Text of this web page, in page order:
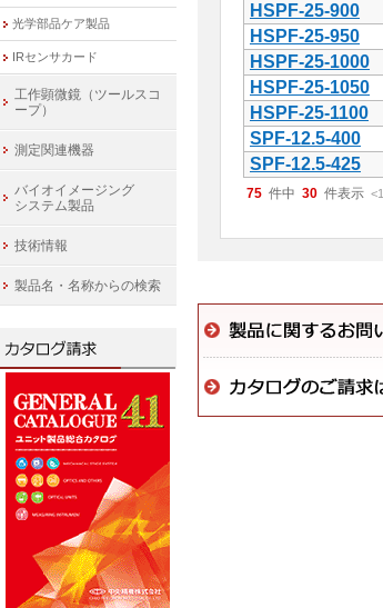
HSPF-25-900
HSPF-25-950
HSPF-25-1000
HSPF-25-1050
HSPF-25-1100
SPF-12.5-400
SPF-12.5-425
75 件中 30 件表示 <1
光学部品ケア製品
IRセンサカード
工作顕微鏡（ツールスコ
ープ）
測定関連機器
バイオイメージング
システム製品
技術情報
製品名・名称からの検索